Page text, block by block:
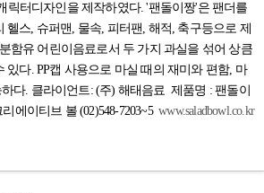
릭터디자인을 제작하였다. '팬돌이짱'은 팬더를
헬스, 슈퍼맨, 물속, 피터팬, 해적, 축구등으로 제
함유 어린이음료로서 두 가지 과실을 섞어 상큼
있다. PP캡 사용으로 마실 때의 재미와 편함, 마
다. 클라이언트: (주) 해태음료 제품명 : 팬돌이
에이티브 볼 (02)548-7203~5www.saladbowl.co.kr